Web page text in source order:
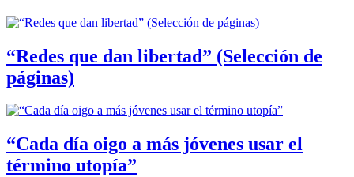
“Redes que dan libertad” (Selección de
páginas)
“Cada día oigo a más jóvenes usar el
término utopía”